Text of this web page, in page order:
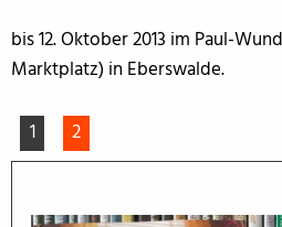
bis 12. Oktober 2013 im Paul-
Marktplatz) in Eberswalde.
1 2